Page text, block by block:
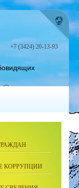
КОРРУПЦИИ
+7 (3424) 20-13-93